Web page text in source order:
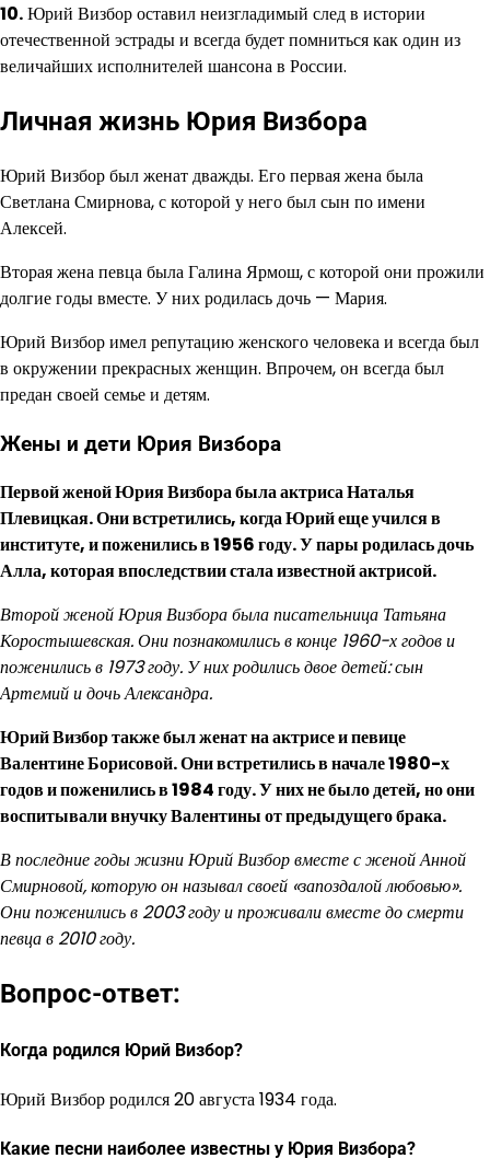
10.Юрий Визбор оставил неизгладимый след в истории
отечественной эстрады и всегда будет помниться как один из
величайших исполнителей шансона в России.
Личная жизнь Юрия Визбора
Юрий Визбор был женат дважды. Его первая жена была
Светлана Смирнова, с которой у него был сын по имени
Алексей.
Вторая жена певца была Галина Ярмош, с которой они прожили
долгие годы вместе. У них родилась дочь — Мария.
Юрий Визбор имел репутацию женского человека и всегда был
в окружении прекрасных женщин. Впрочем, он всегда был
предан своей семье и детям.
Жены и дети Юрия Визбора
Первой женой Юрия Визбора была актриса Наталья
Плевицкая. Они встретились, когда Юрий еще учился в
институте, и поженились в 1956 году. У пары родилась дочь
Алла, которая впоследствии стала известной актрисой.
Второй женой Юрия Визбора была писательница Татьяна
Коростышевская. Они познакомились в конце 1960-х годов и
поженились в 1973 году. У них родились двое детей: сын
Артемий и дочь Александра.
Юрий Визбор также был женат на актрисе и певице
Валентине Борисовой. Они встретились в начале 1980-х
годов и поженились в 1984 году. У них не было детей, но они
воспитывали внучку Валентины от предыдущего брака.
В последние годы жизни Юрий Визбор вместе с женой Анной
Смирновой, которую он называл своей «запоздалой любовью».
Они поженились в 2003 году и проживали вместе до смерти
певца в 2010 году.
Вопрос-ответ:
Когда родился Юрий Визбор?
Юрий Визбор родился 20 августа 1934 года.
Какие песни наиболее известны у Юрия Визбора?